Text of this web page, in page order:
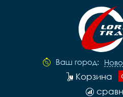
Ваш город:
Корзина